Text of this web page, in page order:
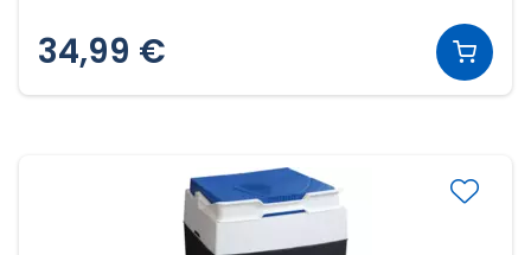
34,99 €